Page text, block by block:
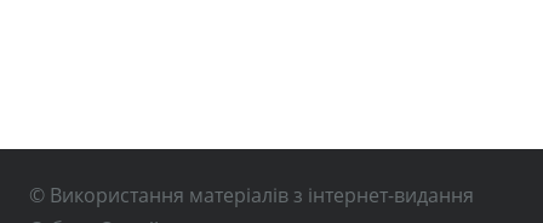
© Використання матеріалів з інтернет-видання